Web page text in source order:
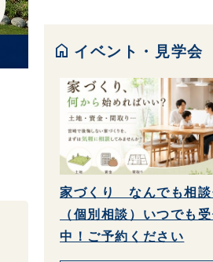
home イベント・見学会
家づくり なんでも相
（個別相談）いつでも
中！ご予約ください